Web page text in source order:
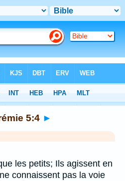
5:4 ►
les petits; Ils agissent en
connaissent pas la voie